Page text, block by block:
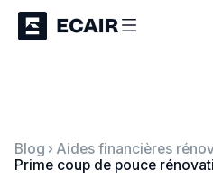
Blog
Aides financières